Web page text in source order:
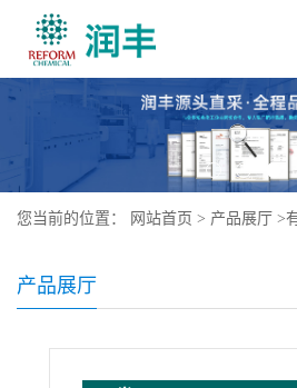
您当前的位置： 网站首页 > 产品展厅 >
产品展厅